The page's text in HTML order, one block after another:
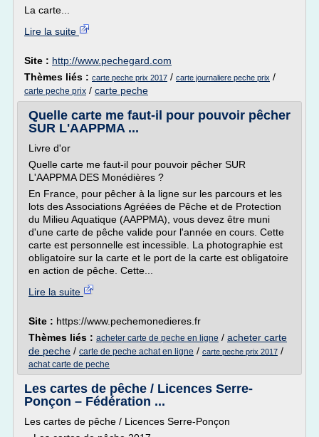
La carte...
Lire la suite
Site : http://www.pechegard.com
Thèmes liés : carte peche prix 2017 / carte journaliere peche prix /
carte peche prix / carte peche
Quelle carte me faut-il pour pouvoir pêcher
SUR L'AAPPMA ...
Livre d'or
Quelle carte me faut-il pour pouvoir pêcher SUR
L'AAPPMA DES Monédières ?
En France, pour pêcher à la ligne sur les parcours et les
lots des Associations Agréées de Pêche et de Protection
du Milieu Aquatique (AAPPMA), vous devez être muni
d'une carte de pêche valide pour l'année en cours. Cette
carte est personnelle est incessible. La photographie est
obligatoire sur la carte et le port de la carte est obligatoire
en action de pêche. Cette...
Lire la suite
Site : https://www.pechemonedieres.fr
Thèmes liés : acheter carte de peche en ligne / acheter carte
de peche / carte de peche achat en ligne / carte peche prix 2017 /
achat carte de peche
Les cartes de pêche / Licences Serre-
Ponçon – Fédération ...
Les cartes de pêche / Licences Serre-Ponçon